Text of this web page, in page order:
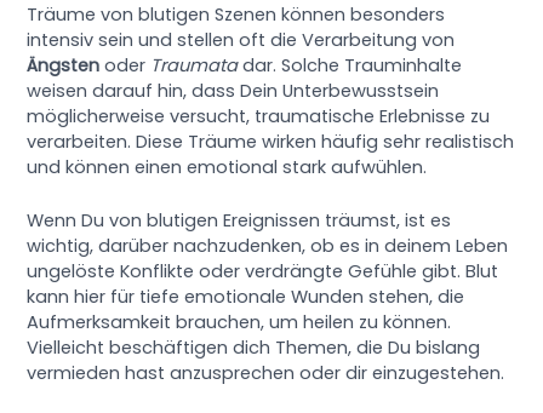
Träume von blutigen Szenen können besonders
intensiv sein und stellen oft die Verarbeitung von
Ängsten oder Traumatadar. Solche Trauminhalte
weisen darauf hin, dass Dein Unterbewusstsein
möglicherweise versucht, traumatische Erlebnisse zu
verarbeiten. Diese Träume wirken häufig sehr realistisch
und können einen emotional stark aufwühlen.
Wenn Du von blutigen Ereignissen träumst, ist es
wichtig, darüber nachzudenken, ob es in deinem Leben
ungelöste Konflikte oder verdrängte Gefühle gibt. Blut
kann hier für tiefe emotionale Wunden stehen, die
Aufmerksamkeit brauchen, um heilen zu können.
Vielleicht beschäftigen dich Themen, die Du bislang
vermieden hast anzusprechen oder dir einzugestehen.